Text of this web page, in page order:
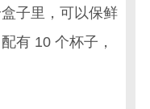
子里，可以保鲜
有 10 个杯子，